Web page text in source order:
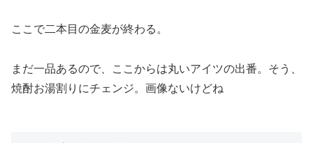
ここで二本目の金麦が終わる。
まだ一品あるので、ここからは丸いアイツの出番。そう、
焼酎お湯割りにチェンジ。画像ないけどね